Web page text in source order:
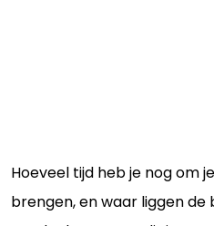
Hoeveel tijd heb je nog om
brengen, en waar liggen de